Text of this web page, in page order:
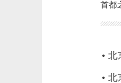
首都
北
北